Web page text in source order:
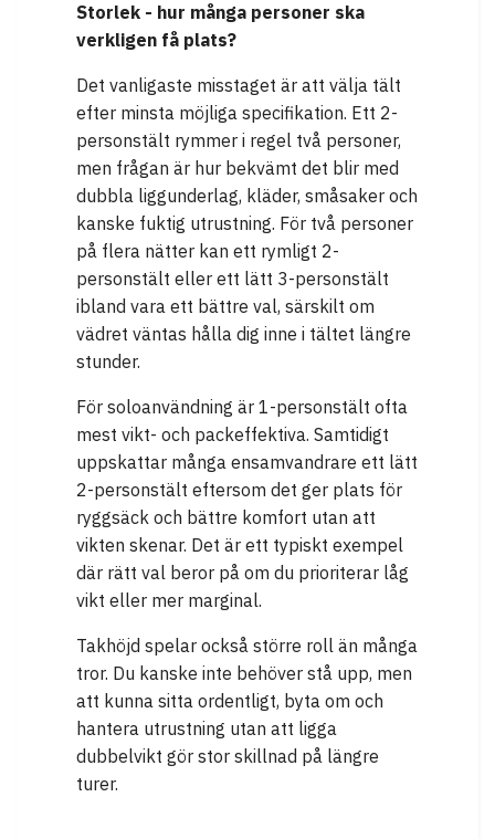
Storlek - hur många personer ska
verkligen få plats?
Det vanligaste misstaget är att välja tält
efter minsta möjliga specifikation. Ett 2-
personstält rymmer i regel två personer,
men frågan är hur bekvämt det blir med
dubbla liggunderlag, kläder, småsaker och
kanske fuktig utrustning. För två personer
på flera nätter kan ett rymligt 2-
personstält eller ett lätt 3-personstält
ibland vara ett bättre val, särskilt om
vädret väntas hålla dig inne i tältet längre
stunder.
För soloanvändning är 1-personstält ofta
mest vikt- och packeffektiva. Samtidigt
uppskattar många ensamvandrare ett lätt
2-personstält eftersom det ger plats för
ryggsäck och bättre komfort utan att
vikten skenar. Det är ett typiskt exempel
där rätt val beror på om du prioriterar låg
vikt eller mer marginal.
Takhöjd spelar också större roll än många
tror. Du kanske inte behöver stå upp, men
att kunna sitta ordentligt, byta om och
hantera utrustning utan att ligga
dubbelvikt gör stor skillnad på längre
turer.